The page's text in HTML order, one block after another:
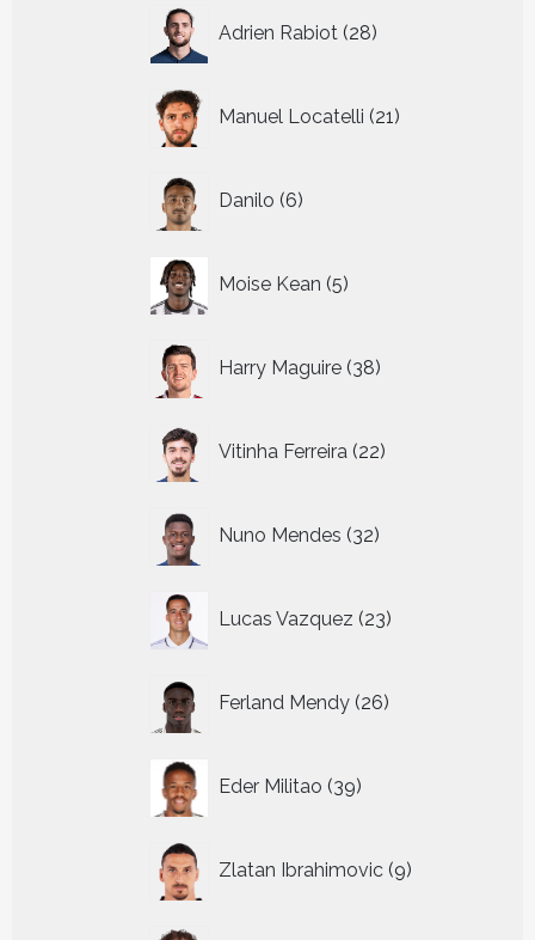
Adrien Rabiot 28
producten
Manuel Locatelli 21
producten
Danilo 6
producten
Moise Kean 5
producten
Harry Maguire 38
producten
Vitinha Ferreira 22
producten
Nuno Mendes 32
producten
Lucas Vazquez 23
producten
Ferland Mendy 26
producten
Eder Militao 39
producten
Zlatan Ibrahimovic 9
producten